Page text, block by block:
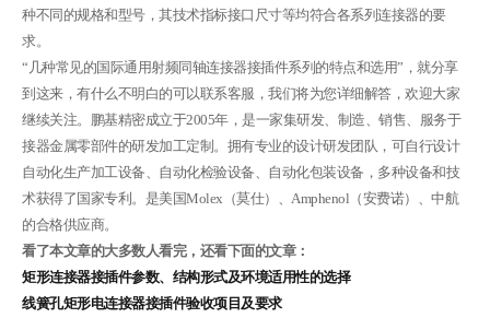
种不同的规格和型号，其技术指标接口尺寸等均符合各系列连接器的要
求。
“几种常见的国际通用射频同轴连接器接插件系列的特点和选用”，就分享
到这来，有什么不明白的可以联系客服，我们将为您详细解答，欢迎大家
继续关注。鹏基精密成立于2005年，是一家集研发、制造、销售、服务于
接器金属零部件的研发加工定制。拥有专业的设计研发团队，可自行设计
自动化生产加工设备、自动化检验设备、自动化包装设备，多种设备和技
术获得了国家专利。是美国Molex（莫仕）、Amphenol（安费诺）、中航
的合格供应商。
看了本文章的大多数人看完，还看下面的文章：
矩形连接器接插件参数、结构形式及环境适用性的选择
线簧孔矩形电连接器接插件验收项目及要求